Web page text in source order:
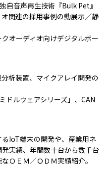
自音声再生技術『Bulk Pet』
関連の採用事例の動展示／静
オーディオ向けデジタルボー
析装置、マイクアレイ開発の
ドルウェアシリーズ」、CAN
IoT端末の開発や、産業用ネ
実績、年間数十台から数千台
ＯＥＭ／ＯＤＭ実績紹介。